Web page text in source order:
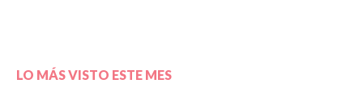
LO MÁS VISTO ESTE MES